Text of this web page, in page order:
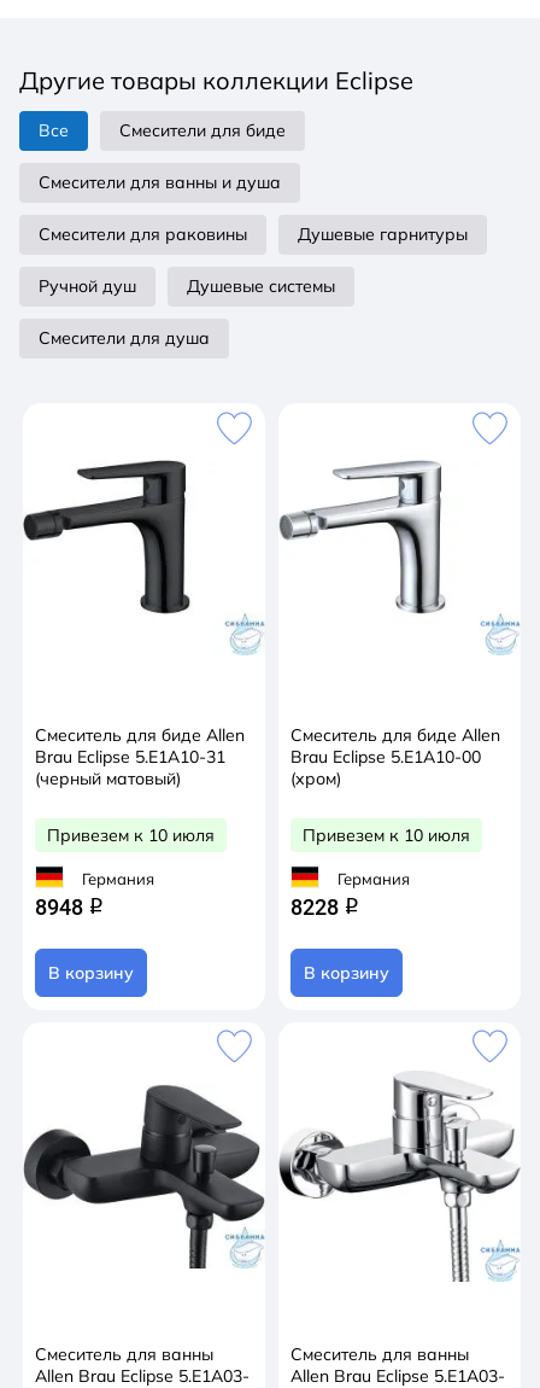
Другие товары коллекции Eclipse
Все Смесители для биде
Смесители для ванны и душа
Смесители для раковины Душевые гарнитуры
Ручной душ Душевые системы
Смесители для душа
Смеситель для биде Allen
Brau Eclipse 5.E1A10-31
(черный матовый)
Привезем к 10 июля
Германия
8948 q
В корзину
Смеситель для биде Allen
Brau Eclipse 5.E1A10-00
(хром)
Привезем к 10 июля
Германия
8228 q
В корзину
Смеситель для ванны
Allen Brau Eclipse 5.E1A03-
Смеситель для ванны
Allen Brau Eclipse 5.E1A03-